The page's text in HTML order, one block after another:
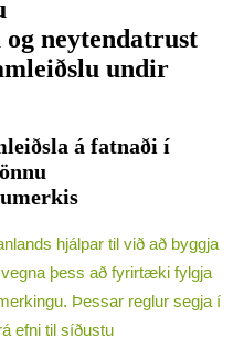
neytendatrust
undir
á fatnaði í
hjálpar til við að byggja
þess að fyrirtæki fylgja
Þessar reglur segja í
efni til síðustu